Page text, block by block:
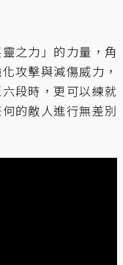
之力」的力量，角
攻擊與減傷威力，
段時，更可以練就
的敵人進行無差別